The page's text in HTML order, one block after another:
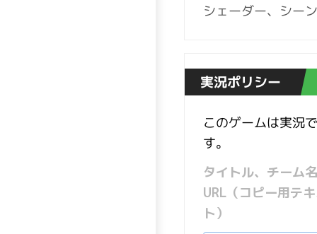
シェーダー、シー
実況ポリシー
このゲームは実況
す。
タイトル、チーム
URL（コピー用テ
ト）